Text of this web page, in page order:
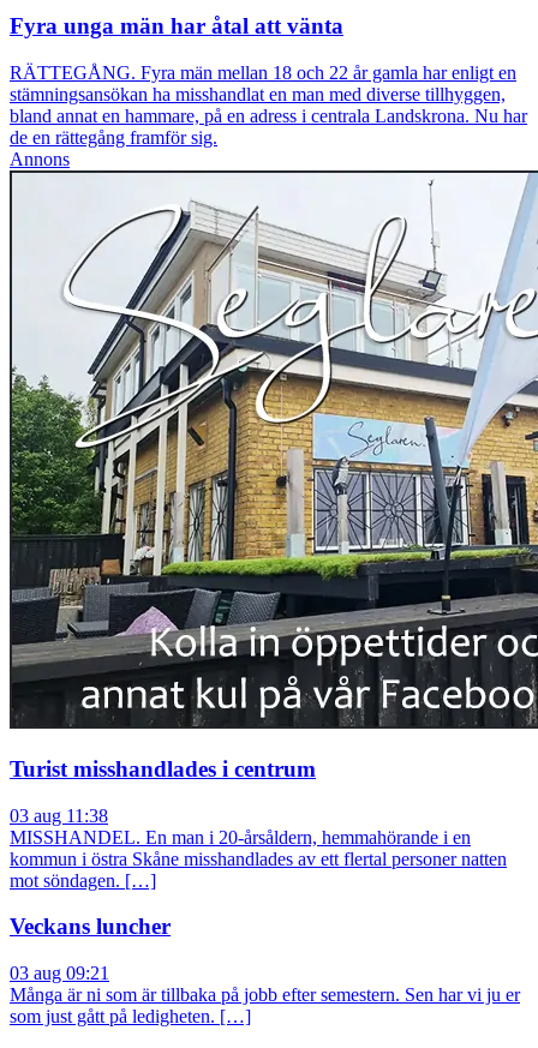
Fyra unga män har åtal att vänta
RÄTTEGÅNG. Fyra män mellan 18 och 22 år gamla har enligt en
stämningsansökan ha misshandlat en man med diverse tillhyggen,
bland annat en hammare, på en adress i centrala Landskrona. Nu har
de en rättegång framför sig.
Annons
Turist misshandlades i centrum
03 aug 11:38
MISSHANDEL. En man i 20-årsåldern, hemmahörande i en
kommun i östra Skåne misshandlades av ett flertal personer natten
mot söndagen. […]
Veckans luncher
03 aug 09:21
Många är ni som är tillbaka på jobb efter semestern. Sen har vi ju er
som just gått på ledigheten. […]